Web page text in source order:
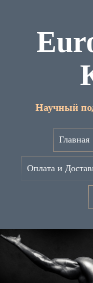
Научный
Главная
Оплата и